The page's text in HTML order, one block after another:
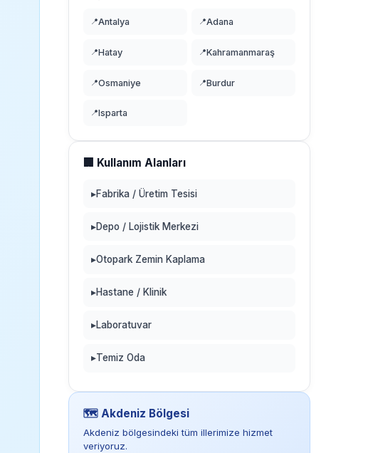
📍Antalya 📍Adana
📍Hatay 📍Kahramanmaraş
📍Osmaniye 📍Burdur
📍Isparta
🏢 Kullanım Alanları
▸Fabrika / Üretim Tesisi
▸Depo / Lojistik Merkezi
▸Otopark Zemin Kaplama
▸Hastane / Klinik
▸Laboratuvar
▸Temiz Oda
🗺️ Akdeniz Bölgesi
Akdeniz bölgesindeki tüm illerimize hizmet
veriyoruz.